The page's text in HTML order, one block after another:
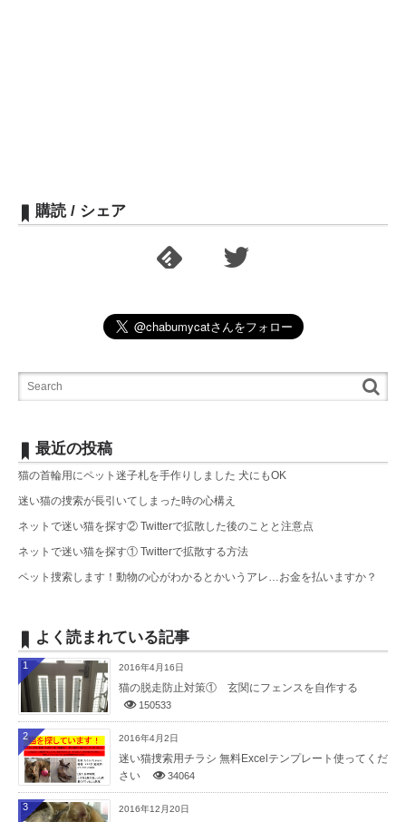
購読 / シェア
最近の投稿
猫の首輪用にペット迷子札を手作りしました 犬にもOK
迷い猫の捜索が長引いてしまった時の心構え
ネットで迷い猫を探す② Twitterで拡散した後のことと注意点
ネットで迷い猫を探す① Twitterで拡散する方法
ペット捜索します！動物の心がわかるとかいうアレ…お金を払いますか？
よく読まれている記事
2016年4月16日
猫の脱走防止対策① 玄関にフェンスを自作する
150533
1
2016年4月2日
迷い猫捜索用チラシ 無料Excelテンプレート使ってくだ
さい
34064
2
2016年12月20日
3